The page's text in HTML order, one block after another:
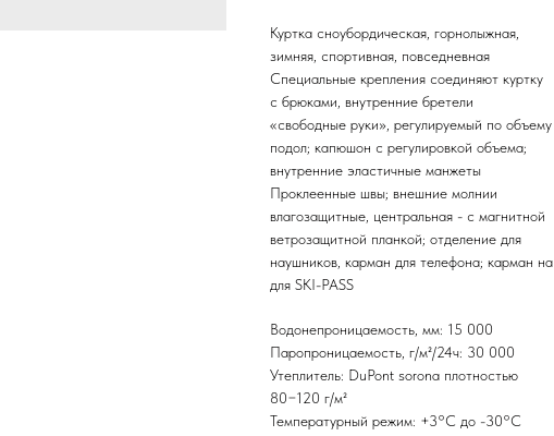
Куртка сноубордическая, горнолыжная,
зимняя, спортивная, повседневная
Специальные крепления соединяют куртку
с брюками, внутренние бретели
«свободные руки», регулируемый по объему
подол; капюшон с регулировкой объема;
внутренние эластичные манжеты
Проклеенные швы; внешние молнии
влагозащитные, центральная - с магнитной
ветрозащитной планкой; отделение для
наушников, карман для телефона; карман на
для SKI-PASS
Водонепроницаемость, мм: 15 000
Паропроницаемость, г/м²/24ч: 30 000
Утеплитель: DuPont sorona плотностью
80−120 г/м²
Температурный режим: +3°С до -30°С